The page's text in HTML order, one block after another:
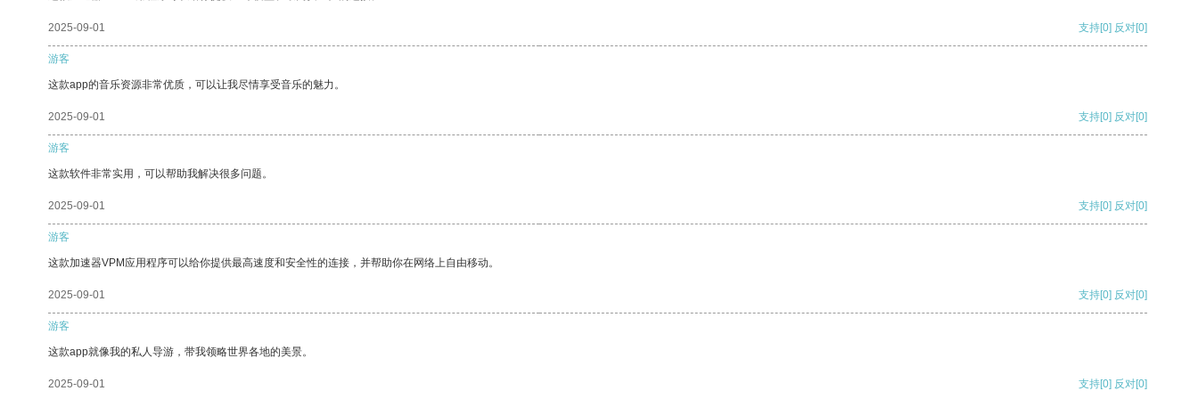
2025-09-01 支持[0] 反对[0]
游客
这款app的音乐资源非常优质，可以让我尽情享受音乐的魅力。
2025-09-01 支持[0] 反对[0]
游客
这款软件非常实用，可以帮助我解决很多问题。
2025-09-01 支持[0] 反对[0]
游客
这款加速器VPM应用程序可以给你提供最高速度和安全性的连接，并帮助你在网络上自由移动。
2025-09-01 支持[0] 反对[0]
游客
这款app就像我的私人导游，带我领略世界各地的美景。
2025-09-01 支持[0] 反对[0]